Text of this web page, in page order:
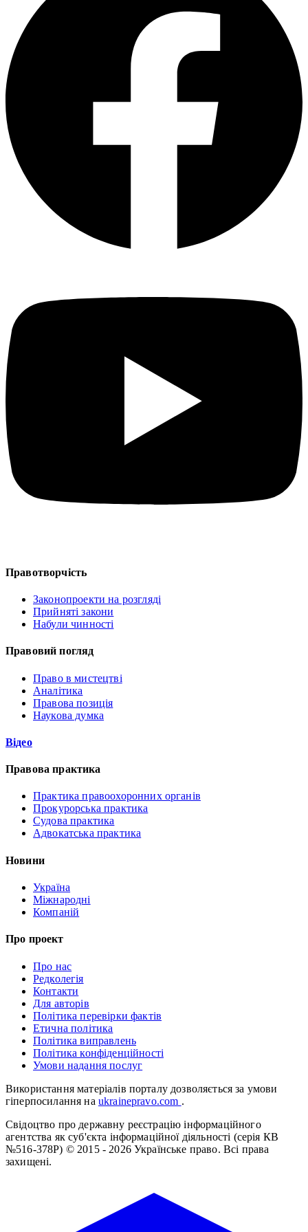
Правотворчість
Законопроекти на розгляді
Прийняті закони
Набули чинності
Правовий погляд
Право в мистецтві
Аналітика
Правова позиція
Наукова думка
Відео
Правова практика
Практика правоохоронних органів
Прокурорська практика
Судова практика
Адвокатська практика
Новини
Україна
Міжнародні
Компаній
Про проект
Про нас
Редколегія
Контакти
Для авторів
Політика перевірки фактів
Етична політика
Політика виправлень
Політика конфіденційності
Умови надання послуг
Використання матеріалів порталу дозволяється за умови
гіперпосилання на ukrainepravo.com .
Свідоцтво про державну реєстрацію інформаційного
агентства як суб'єкта інформаційної діяльності (серія КВ
№516-378Р) © 2015 - 2026 Українське право. Всі права
захищені.